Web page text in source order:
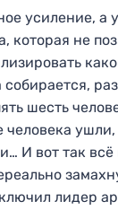
усиление, а
которая не
шесть
человека
И вот так
лидер